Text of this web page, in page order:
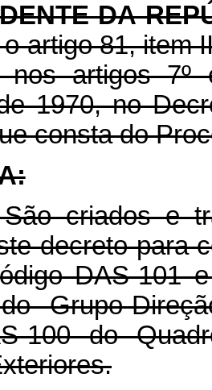
DA
artigo 81, item
nos artigos
1970, no
consta do
criados e
decreto para
DAS-101
Grupo-
100 do